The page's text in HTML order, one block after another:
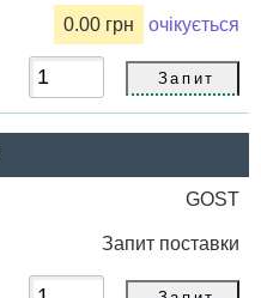
0.00 грн очікується
GOST
Запит поставки